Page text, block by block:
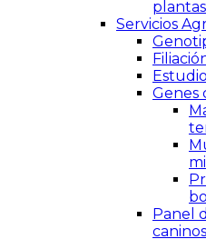
plantas
Servicios
Genes
Panel